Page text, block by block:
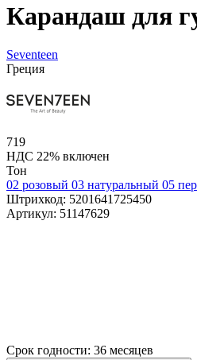
Карандаш для
Seventeen
Греция
719
НДС 22% включен
Тон
02 розовый 03 натуральный 05
Штрихкод: 5201641725450
Артикул: 51147629
Срок годности: 36 месяцев